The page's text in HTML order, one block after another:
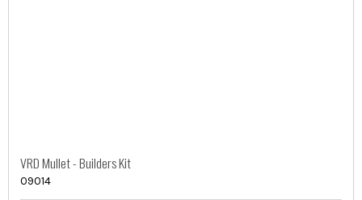
VRD Mullet - Builders Kit
09014